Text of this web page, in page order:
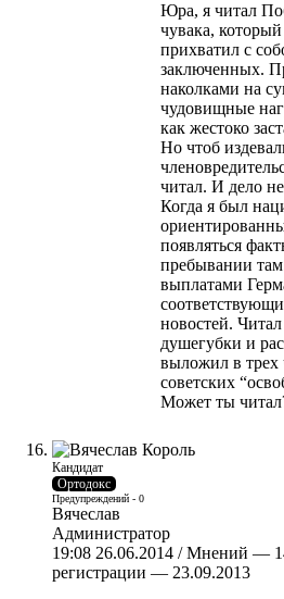
Юра, я читал
чувака,
прихватил с
заключенных.
наколками на
чудовищные
как жестоко
Но чтоб
читал. И дело
Когда я был
появляться
пребывании
выплатами
новостей.
душегубки и
выложил в трех
советских
Может ты
Кандидат
Ортодокс
Предупреждений - 0
Вячеслав
Администратор
19:08 26.06.2014 / Мнений —
регистрации — 23.09.2013